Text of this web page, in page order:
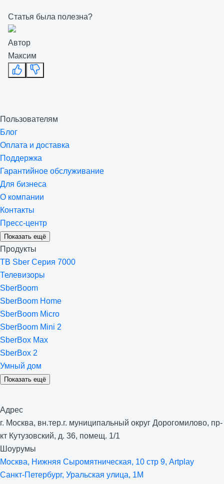
Статья была полезна?
Автор
Максим
Пользователям
Блог
Оплата и доставка
Поддержка
Гарантийное обслуживание
Для бизнеса
О компании
Контакты
Пресс-центр
Показать ещё
Продукты
ТВ Sber Серия 7000
Телевизоры
SberBoom
SberBoom Home
SberBoom Micro
SberBoom Mini 2
SberBox Max
SberBox 2
Умный дом
Показать ещё
Адрес
г. Москва, вн.тер.г. муниципальный округ Дорогомилово, пр-
кт Кутузовский, д. 36, помещ. 1/1
Шоурумы
Москва, Нижняя Сыро­мятническая, 10 стр 9, Artplay
Санкт-Петербург, Уральская улица, 1М